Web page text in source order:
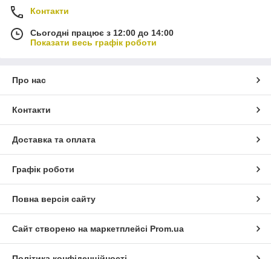
Контакти
Сьогодні працює з 12:00 до 14:00
Показати весь графік роботи
Про нас
Контакти
Доставка та оплата
Графік роботи
Повна версія сайту
Сайт створено на маркетплейсі Prom.ua